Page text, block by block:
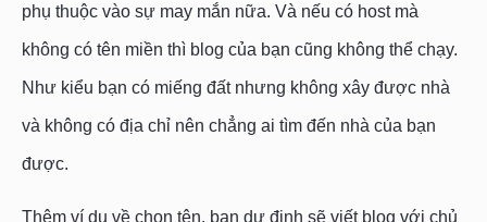
phụ thuộc vào sự may mắn nữa. Và nếu có host mà
không có tên miền thì blog của bạn cũng không thể chạy.
Như kiểu bạn có miếng đất nhưng không xây được nhà
và không có địa chỉ nên chẳng ai tìm đến nhà của bạn
được.
Thêm ví dụ về chọn tên, bạn dự định sẽ viết blog với chủ